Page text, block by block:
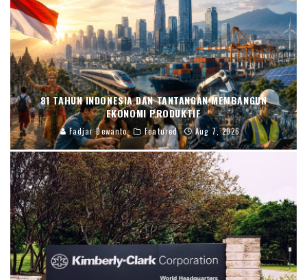
81 TAHUN INDONESIA DAN TANTANGAN MEMBANGUN
EKONOMI PRODUKTIF
Fadjar Dewanto Featured Aug 7, 2026